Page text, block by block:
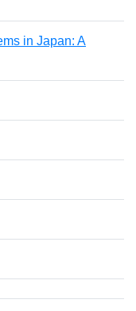
in Japan: A